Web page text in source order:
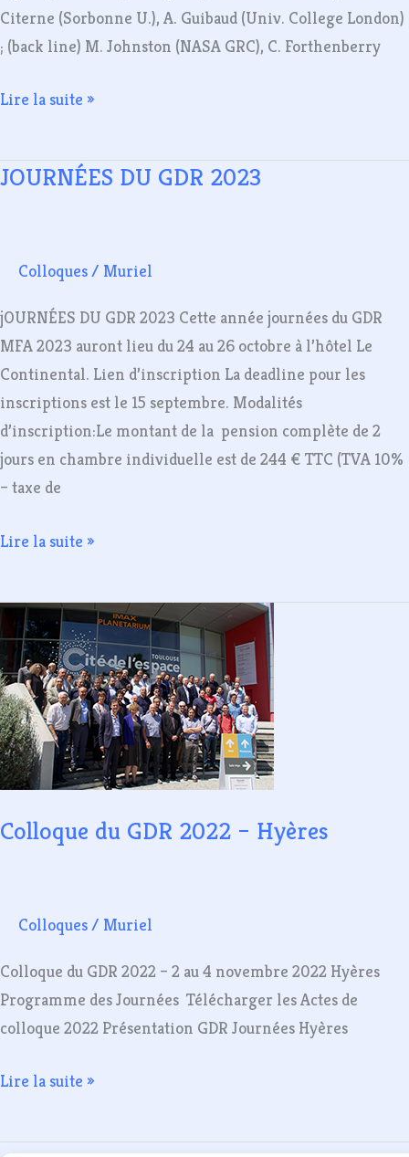
Citerne (Sorbonne U.), A. Guibaud (Univ. College London)
; (back line) M. Johnston (NASA GRC), C. Forthenberry
Lire la suite »
JOURNÉES DU GDR 2023
Colloques/ Muriel
jOURNÉES DU GDR 2023 Cette année journées du GDR
MFA 2023 auront lieu du 24 au 26 octobre à l’hôtel Le
Continental. Lien d’inscription La deadline pour les
inscriptions est le 15 septembre. Modalités
d’inscription:Le montant de la pension complète de 2
jours en chambre individuelle est de 244 € TTC (TVA 10%
– taxe de
JOURNÉES
Lire la suite »
Colloque du GDR 2022 – Hyères
Colloques/ Muriel
Colloque du GDR 2022 – 2 au 4 novembre 2022 Hyères
Programme des Journées Télécharger les Actes de
colloque 2022 Présentation GDR Journées Hyères
Colloque
du
GDR
2022
–
Hyères
Lire la suite »